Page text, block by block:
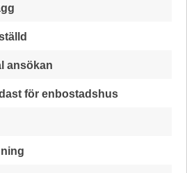
ansökan
för enbostadshus